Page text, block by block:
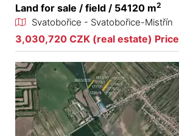
Land for sale / field / 54120 m2
Svatobořice - Svatobořice-Mistřín
3,030,720 CZK (real estate) Price